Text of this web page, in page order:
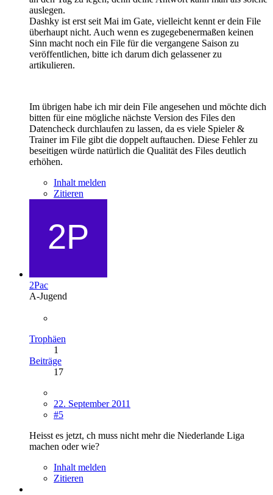
auslegen.
Dashky ist erst seit Mai im Gate, vielleicht kennt er dein File
überhaupt nicht. Auch wenn es zugegebenermaßen keinen
Sinn macht noch ein File für die vergangene Saison zu
veröffentlichen, bitte ich darum dich gelassener zu
artikulieren.
Im übrigen habe ich mir dein File angesehen und möchte dich
bitten für eine mögliche nächste Version des Files den
Datencheck durchlaufen zu lassen, da es viele Spieler &
Trainer im File gibt die doppelt auftauchen. Diese Fehler zu
beseitigen würde natürlich die Qualität des Files deutlich
erhöhen.
Inhalt melden
Zitieren
2Pac
A-Jugend
Trophäen
1
Beiträge
17
22. September 2011
#5
Heisst es jetzt, ch muss nicht mehr die Niederlande Liga
machen oder wie?
Inhalt melden
Zitieren